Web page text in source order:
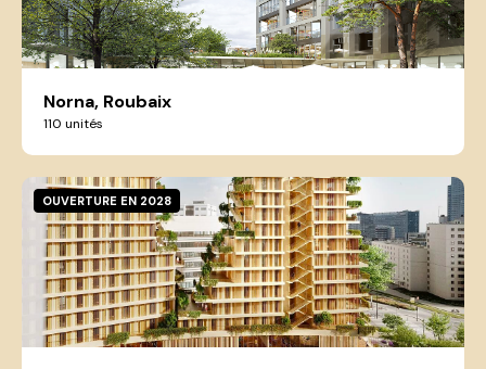
Norna, Roubaix
110 unités
OUVERTURE EN 2028